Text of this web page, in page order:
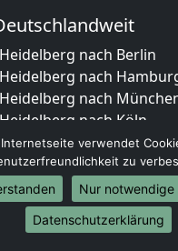
nach Berlin
nach
nach
nach Köln
nach
Heidelberg nach Stuttgart
Heidelberg nach
Heidelberg nach Leipzig
nach Dortmund
Internetseite verwendet
zu
Nur notwendige
Datenschutzerklärung